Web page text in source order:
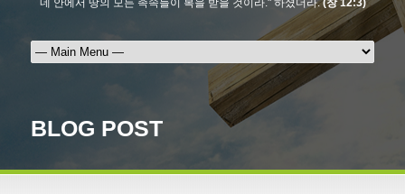
네 안에서 땅의 모든 족속들이 복을 받을 것이라." 하셨더라.(창 12:3)
BLOG POST